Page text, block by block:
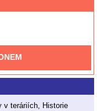
v teráriích, Historie